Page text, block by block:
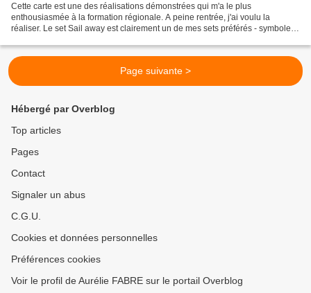
Cette carte est une des réalisations démonstrées qui m'a le plus
enthousiasmée à la formation régionale. A peine rentrée, j'ai voulu la
réaliser. Le set Sail away est clairement un de mes sets préférés - symbole
Page suivante >
Hébergé par Overblog
Top articles
Pages
Contact
Signaler un abus
C.G.U.
Cookies et données personnelles
Préférences cookies
Voir le profil de Aurélie FABRE sur le portail Overblog